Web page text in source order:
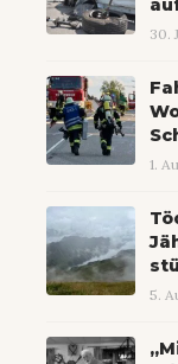
30.
1.
5.